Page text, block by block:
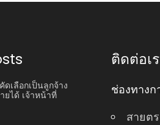
เลือกเป็นลูกจ้าง
ยได้ เจ้าหน้าที่
ติดต่อเ
ช่องทาง
สายต